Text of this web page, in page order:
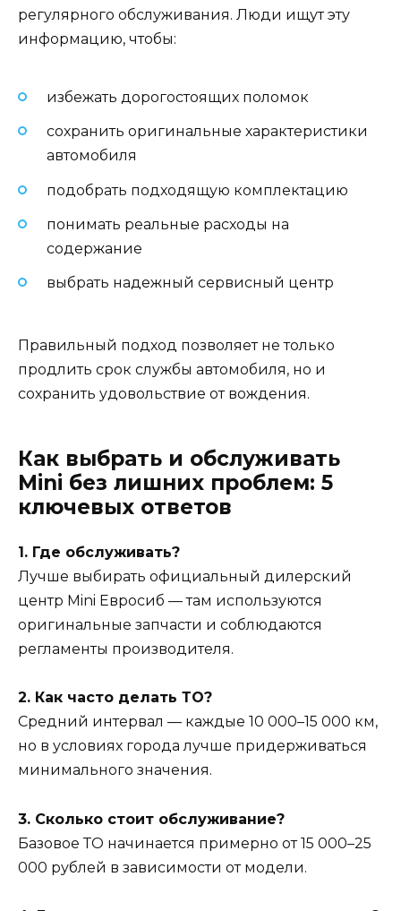
регулярного обслуживания. Люди ищут эту
информацию, чтобы:
избежать дорогостоящих поломок
сохранить оригинальные характеристики
автомобиля
подобрать подходящую комплектацию
понимать реальные расходы на
содержание
выбрать надежный сервисный центр
Правильный подход позволяет не только
продлить срок службы автомобиля, но и
сохранить удовольствие от вождения.
Как выбрать и обслуживать
Mini без лишних проблем: 5
ключевых ответов
1. Где обслуживать?
Лучше выбирать официальный дилерский
центр Mini Евросиб — там используются
оригинальные запчасти и соблюдаются
регламенты производителя.
2. Как часто делать ТО?
Средний интервал — каждые 10 000–15 000 км,
но в условиях города лучше придерживаться
минимального значения.
3. Сколько стоит обслуживание?
Базовое ТО начинается примерно от 15 000–25
000 рублей в зависимости от модели.